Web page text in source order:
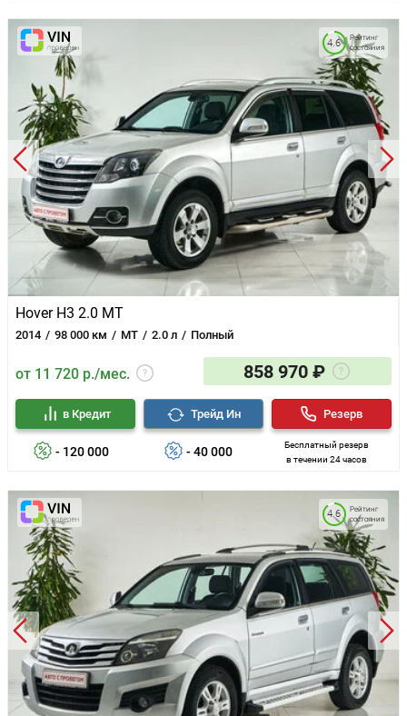
Hover H3 2.0 MT
2014 98 000 км MT 2.0 л Полный
Рейтинг
состояния
4.6
от 11 720 р./мес. 858 970 ₽
- 120 000
в Кредит
- 40 000
Трейд Ин
Бесплатный резерв
в течении 24 часов
Резерв
Рейтинг
состояния
4.6